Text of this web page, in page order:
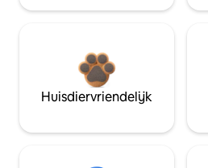
Huisdiervriendelijk